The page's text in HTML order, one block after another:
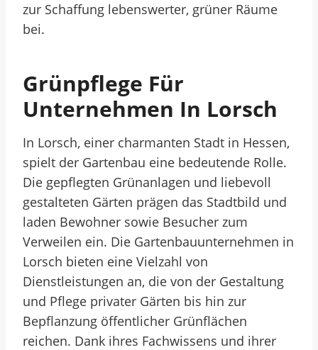
zur Schaffung lebenswerter, grüner Räume
bei.
Grünpflege Für
Unternehmen In Lorsch
In Lorsch, einer charmanten Stadt in Hessen,
spielt der Gartenbau eine bedeutende Rolle.
Die gepflegten Grünanlagen und liebevoll
gestalteten Gärten prägen das Stadtbild und
laden Bewohner sowie Besucher zum
Verweilen ein. Die Gartenbauunternehmen in
Lorsch bieten eine Vielzahl von
Dienstleistungen an, die von der Gestaltung
und Pflege privater Gärten bis hin zur
Bepflanzung öffentlicher Grünflächen
reichen. Dank ihres Fachwissens und ihrer